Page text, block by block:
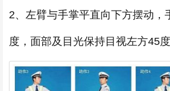
2、左臂与手掌平直向下方摆动，
度，面部及目光保持目视左方45